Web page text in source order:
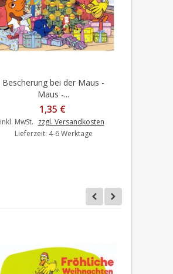
In den Warenkorb
Bescherung bei der Maus -
Maus -...
1,35 €
inkl. MwSt. zzgl. Versandkosten
Lieferzeit: 4-6 Werktage